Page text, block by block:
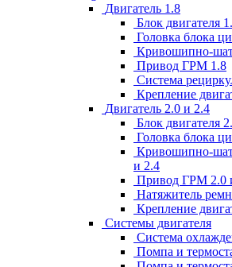
Двигатель 1.8
Блок двигателя
Головка блока
Кривошипно-
Привод ГРМ 1.8
Система
Крепление
Двигатель 2.0 и 2.4
Блок двигателя
Головка блока
Кривошипно-
и 2.4
Привод ГРМ 2.0
Натяжитель
Крепление
Системы двигателя
Система
Помпа и